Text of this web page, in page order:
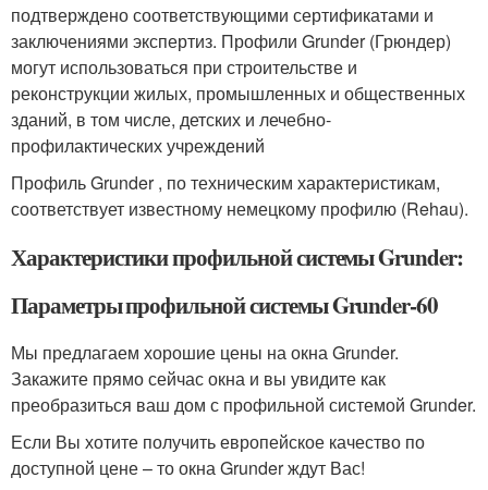
подтверждено соответствующими сертификатами и
заключениями экспертиз. Профили Grunder (Грюндер)
могут использоваться при строительстве и
реконструкции жилых, промышленных и общественных
зданий, в том числе, детских и лечебно-
профилактических учреждений
Профиль Grunder , по техническим характеристикам,
соответствует известному немецкому профилю (Rehau).
Характеристики профильной системы Grunder:
Параметры профильной системы Grunder-60
Мы предлагаем хорошие цены на окна Grunder.
Закажите прямо сейчас окна и вы увидите как
преобразиться ваш дом с профильной системой Grunder.
Если Вы хотите получить европейское качество по
доступной цене – то окна Grunder ждут Вас!